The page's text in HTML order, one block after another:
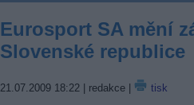
Eurosport SA mění
Slovenské republice
21.07.2009 18:22 | redakce | tisk